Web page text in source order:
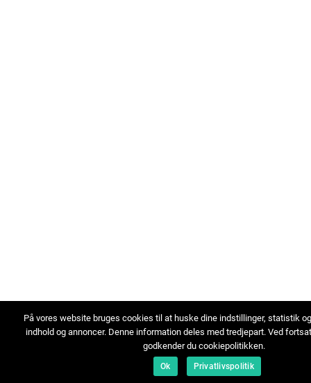
På vores website bruges cookies til at huske dine indstillinger, statistik
indhold og annoncer. Denne information deles med tredjepart. Ved
godkender du cookiepolitikken.
Ok Privatlivspolitik